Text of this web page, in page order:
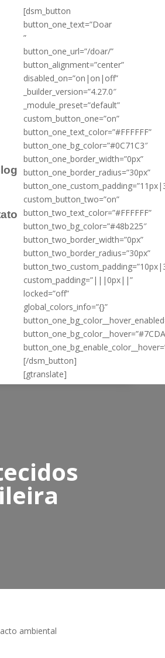
[dsm_button
button_one_text=”Doar
”
button_one_url=”/doar/”
button_alignment=”center”
disabled_on=”on|on|off”
_builder_version=”4.27.0″
_module_preset=”default”
custom_button_one=”on”
button_one_text_color=”#FFFFFF”
button_one_bg_color=”#0C71C3″
button_one_border_width=”0px”
button_one_border_radius=”30px”
custom_button_two=”on”
button_two_text_color=”#FFFFFF”
button_two_bg_color=”#48b225″
button_two_border_width=”0px”
button_two_border_radius=”30px”
custom_padding=”|||0px||”
locked=”off”
global_colors_info=”{}”
[/dsm_button]
[gtranslate]
ambiental